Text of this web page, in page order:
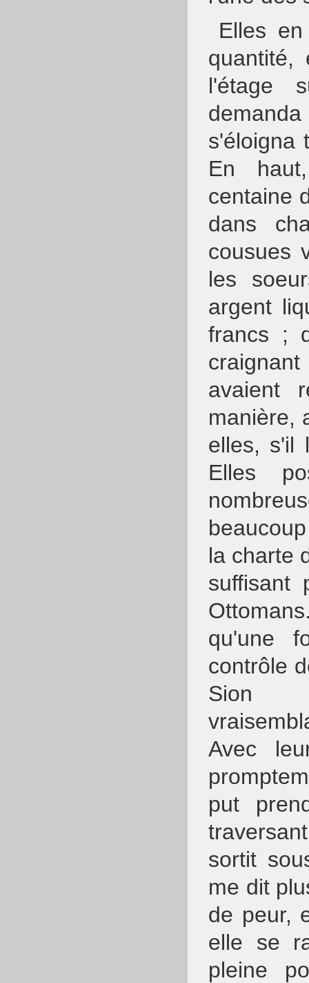
Elles
quantité,
l'étage
s'éloigna
En
centaine
dans
cousues
les
argent
francs ;
avaient
manière,
elles, s'il
Elles
la charte
suffisant
qu'une
contrôle
Sion
Avec
put
sortit
me dit
de peur,
elle se
pleine